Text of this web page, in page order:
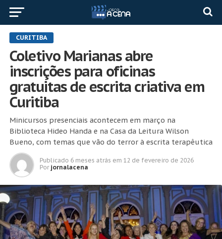
CURITIBA
Coletivo Marianas abre
inscrições para oficinas
gratuitas de escrita criativa em
Curitiba
Minicursos presenciais acontecem em março na
Biblioteca Hideo Handa e na Casa da Leitura Wilson
Bueno, com temas que vão do terror à escrita terapêutica
Publicado 6 meses atrás em 12 de fevereiro de 2026
Por jornalacena